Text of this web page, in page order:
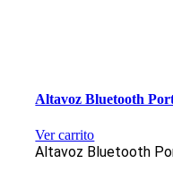
Altavoz Bluetooth
Ver carrito
Altavoz Bluetooth